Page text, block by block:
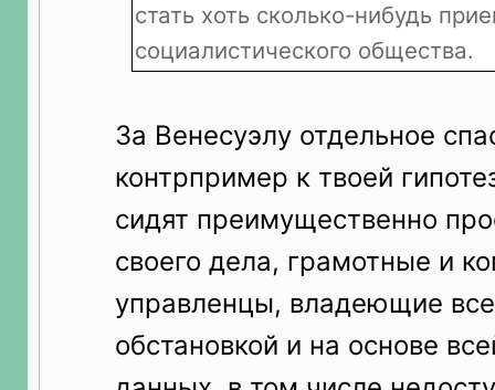
стать хоть сколько-нибудь
социалистического общества.
За Венесуэлу отдельное
контрпример к твоей
сидят преимущественно
своего дела, грамотные и
управленцы, владеющие
обстановкой и на основе